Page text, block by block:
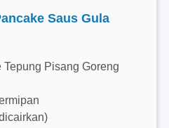
Saus Gula
Pisang Goreng